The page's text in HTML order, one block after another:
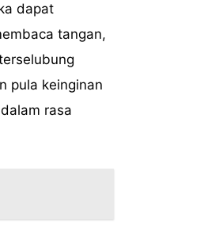
dapat
tangan,
pula keinginan
rasa